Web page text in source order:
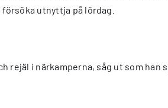
utnyttja på lördag.
i närkamperna, såg ut som han